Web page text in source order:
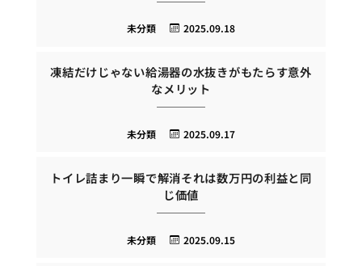
2025.09.18
未分類
凍結だけじゃない給湯器の水抜きがもたらす意外
なメリット
2025.09.17
未分類
トイレ詰まり一瞬で解消それは数万円の利益と同
じ価値
2025.09.15
未分類